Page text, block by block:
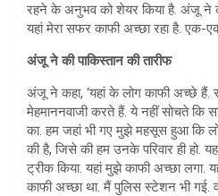
रहने के अनुभव को शेयर किया है. अंजू ने
यहां मेरा सफर काफी अच्छा रहा है. एक-
अंजू ने की पाकिस्तान की तारीफ
अंजू ने कहा, ‘यहां के लोग काफी अच्छे हैं.
मेहमाननवाजी करते हैं. ये नहीं सोचते कि
का. हम जहां भी गए मुझे महसूस हुआ कि
की है, जिसे की हम उनके परिवार ही हो.
ट्रीक किया. यहां मुझे काफी अच्छा लगा.
काफी अच्छा था. मैं पुलिस स्टेशन भी गई.